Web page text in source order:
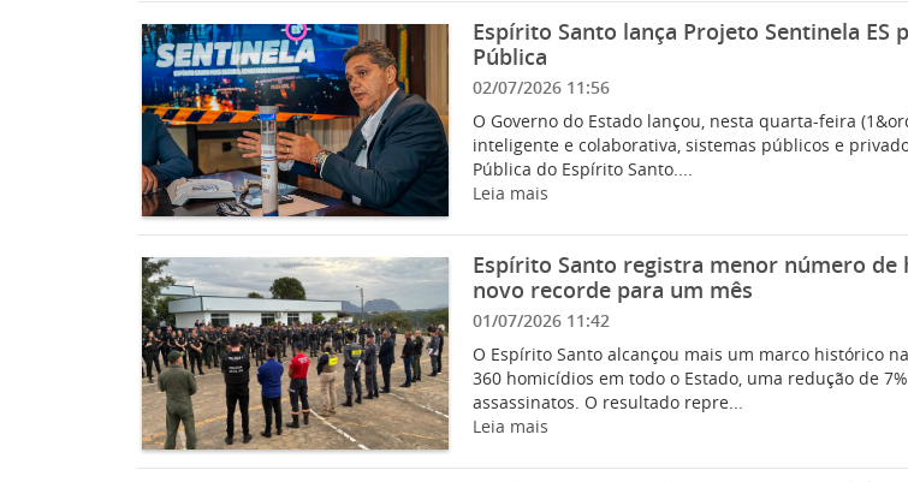
Espírito Santo lança Projeto Sentinela
Pública
02/07/2026 11:56
O Governo do Estado lançou, nesta quarta-feira
inteligente e colaborativa, sistemas públicos e
Pública do Espírito Santo....
Leia mais
Espírito Santo registra menor número
novo recorde para um mês
01/07/2026 11:42
O Espírito Santo alcançou mais um marco histórico
360 homicídios em todo o Estado, uma redução de
assassinatos. O resultado repre...
Leia mais